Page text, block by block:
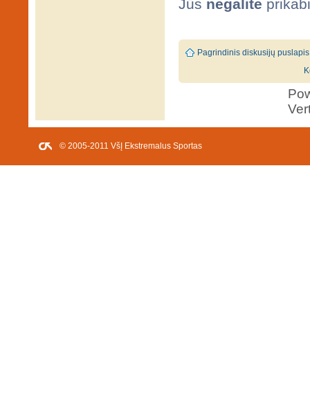
Jūs negalite
Pagrindinis diskusijų puslapis
© 2005-2011 VšĮ Ekstremalus Sportas